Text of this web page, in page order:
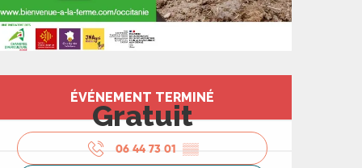
et
ÉVÉNEMENT TERMINÉ
Gratuit
06 44 73 01 ▒▒